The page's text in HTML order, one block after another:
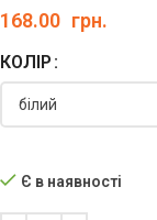
168.00 грн.
КОЛІР
Є в наявності